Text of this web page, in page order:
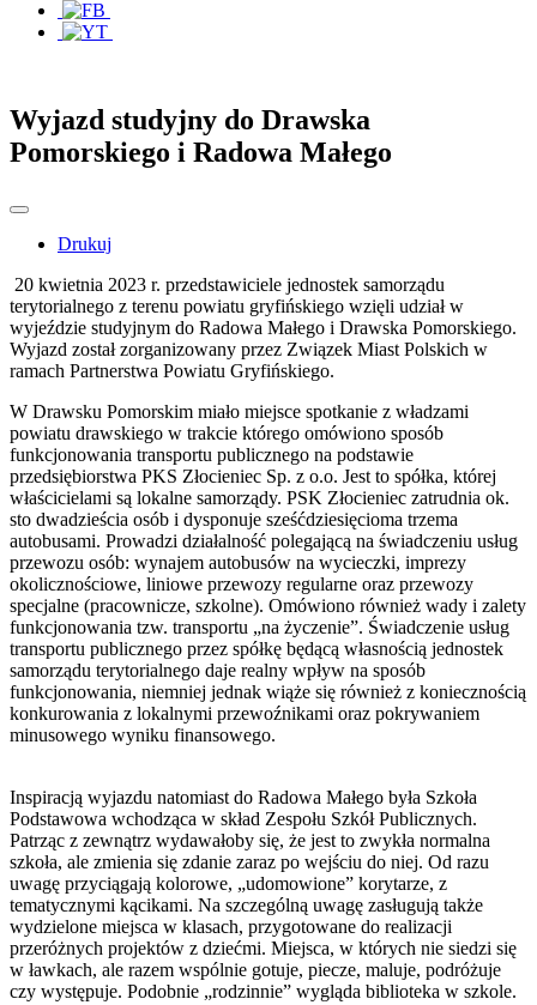
Wyjazd studyjny do Drawska
Pomorskiego i Radowa Małego
Drukuj
20 kwietnia 2023 r. przedstawiciele jednostek samorządu
terytorialnego z terenu powiatu gryfińskiego wzięli udział w
wyjeździe studyjnym do Radowa Małego i Drawska Pomorskiego.
Wyjazd został zorganizowany przez Związek Miast Polskich w
ramach Partnerstwa Powiatu Gryfińskiego.
W Drawsku Pomorskim miało miejsce spotkanie z władzami
powiatu drawskiego w trakcie którego omówiono sposób
funkcjonowania transportu publicznego na podstawie
przedsiębiorstwa PKS Złocieniec Sp. z o.o. Jest to spółka, której
właścicielami są lokalne samorządy. PSK Złocieniec zatrudnia ok.
sto dwadzieścia osób i dysponuje sześćdziesięcioma trzema
autobusami. Prowadzi działalność polegającą na świadczeniu usług
przewozu osób: wynajem autobusów na wycieczki, imprezy
okolicznościowe, liniowe przewozy regularne oraz przewozy
specjalne (pracownicze, szkolne). Omówiono również wady i zalety
funkcjonowania tzw. transportu „na życzenie”. Świadczenie usług
transportu publicznego przez spółkę będącą własnością jednostek
samorządu terytorialnego daje realny wpływ na sposób
funkcjonowania, niemniej jednak wiąże się również z koniecznością
konkurowania z lokalnymi przewoźnikami oraz pokrywaniem
minusowego wyniku finansowego.
Inspiracją wyjazdu natomiast do Radowa Małego była Szkoła
Podstawowa wchodząca w skład Zespołu Szkół Publicznych.
Patrząc z zewnątrz wydawałoby się, że jest to zwykła normalna
szkoła, ale zmienia się zdanie zaraz po wejściu do niej. Od razu
uwagę przyciągają kolorowe, „udomowione” korytarze, z
tematycznymi kącikami. Na szczególną uwagę zasługują także
wydzielone miejsca w klasach, przygotowane do realizacji
przeróżnych projektów z dziećmi. Miejsca, w których nie siedzi się
w ławkach, ale razem wspólnie gotuje, piecze, maluje, podróżuje
czy występuje. Podobnie „rodzinnie” wygląda biblioteka w szkole.